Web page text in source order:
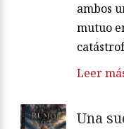
ambos
mutuo
Leer
Una